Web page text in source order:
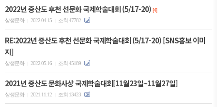
2022년 증산도 후천 선문화 국제학술대회 (5/17-20) [4]
상생문화
2022.04.15 조회 47782
RE:2022년 증산도 후천 선문화 국제학술대회 (5/17-20) [SNS홍보 이미
지]
상생문화 2022.05.16 조회 45189
2021년 증산도 문화사상 국제학술대회[11월23일~11월27일]
상생문화 2021.11.12 조회 13423